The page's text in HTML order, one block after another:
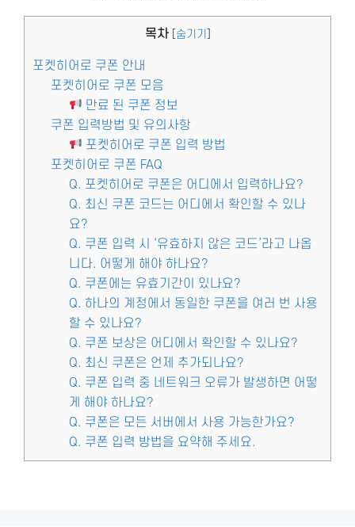
목차 숨기기
포켓히어로 쿠폰 안내
포켓히어로 쿠폰 모음
만료 된 쿠폰 정보
쿠폰 입력방법 및 유의사항
포켓히어로 쿠폰 입력 방법
포켓히어로 쿠폰 FAQ
Q. 포켓히어로 쿠폰은 어디에서 입력하나요?
Q. 최신 쿠폰 코드는 어디에서 확인할 수 있나
요?
Q. 쿠폰 입력 시 ‘유효하지 않은 코드’라고 나옵
니다. 어떻게 해야 하나요?
Q. 쿠폰에는 유효기간이 있나요?
Q. 하나의 계정에서 동일한 쿠폰을 여러 번 사용
할 수 있나요?
Q. 쿠폰 보상은 어디에서 확인할 수 있나요?
Q. 최신 쿠폰은 언제 추가되나요?
Q. 쿠폰 입력 중 네트워크 오류가 발생하면 어떻
게 해야 하나요?
Q. 쿠폰은 모든 서버에서 사용 가능한가요?
Q. 쿠폰 입력 방법을 요약해 주세요.